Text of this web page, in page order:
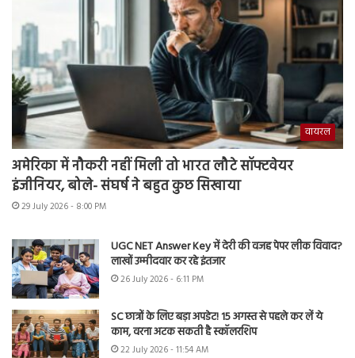
वायरल
अमेरिका में नौकरी नहीं मिली तो भारत लौटे सॉफ्टवेयर
इंजीनियर, बोले- संघर्ष ने बहुत कुछ सिखाया
29 July 2026 - 8:00 PM
UGC NET Answer Key में देरी की वजह पेपर लीक विवाद?
लाखों उम्मीदवार कर रहे इंतजार
26 July 2026 - 6:11 PM
SC छात्रों के लिए बड़ा अपडेट! 15 अगस्त से पहले कर लें ये
काम, वरना अटक सकती है स्कॉलरशिप
22 July 2026 - 11:54 AM